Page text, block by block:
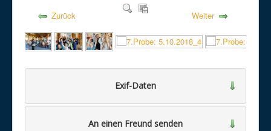
Zurück Weiter
Exif-Daten
An einen Freund senden